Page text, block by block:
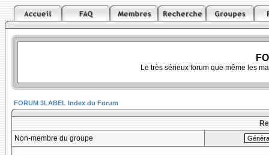
Le très sérieux forum que même les
FORUM 3LABEL Index du Forum
Non-membre du groupe